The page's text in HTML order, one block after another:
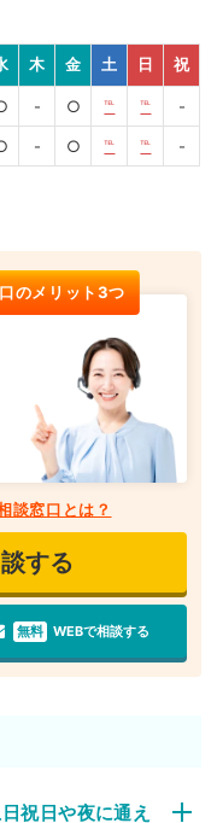
木 金 土 日 祝
- ○ ℡ ℡ -
- ○ ℡ ℡ -
のメリット3つ
談窓口とは？
する
無料 WEBで相談する
祝日や夜に通え